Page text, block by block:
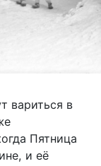
вариться в
Пятница
и её